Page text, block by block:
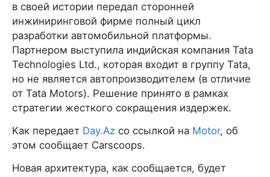
в своей истории передал сторонней
инжиниринговой фирме полный цикл
разработки автомобильной платформы.
Партнером выступила индийская компания Tata
Technologies Ltd., которая входит в группу Tata,
но не является автопроизводителем (в отличие
от Tata Motors). Решение принято в рамках
стратегии жесткого сокращения издержек.
Как передает Day.Az со ссылкой на Motor, об
этом сообщает Carscoops.
Новая архитектура, как сообщается, будет